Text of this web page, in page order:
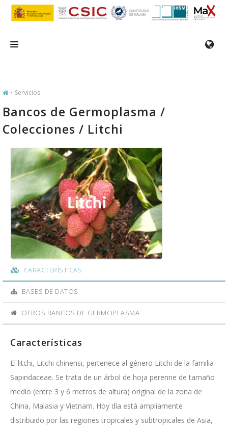
EL IHSM
INVESTIGACIÓN
FORMACIÓN/SEMINARIOS
EMPLEO
COMUNICACIÓN
CONTACTO
Servicios
Bancos de Germoplasma /
Colecciones / Litchi
CARACTERÍSTICAS
BASES DE DATOS
OTROS BANCOS DE GERMOPLASMA
Características
El litchi, Litchi chinensi, pertenece al género Litchi de la familia
Sapindaceae. Se trata de un árbol de hoja perenne de tamaño
medio (entre 3 y 6 metros de altura) original de la zona de
China, Malasia y Vietnam. Hoy día está ampliamente
distribuido por las regiones tropicales y subtropicales de Asia,